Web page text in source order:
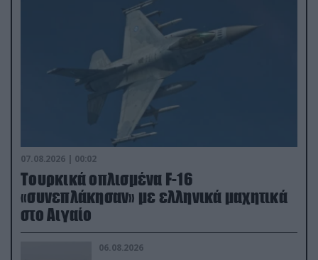
07.08.2026 | 00:02
Τουρκικά οπλισμένα F-16
«συνεπλάκησαν» με ελληνικά μαχητικά
στο Αιγαίο
06.08.2026